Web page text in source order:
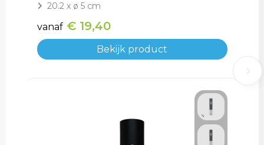
20.2 x ø 5 cm
vanaf € 19,40
Bekijk product